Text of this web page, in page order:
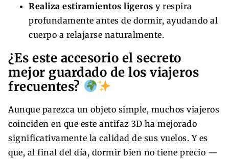
Realiza estiramientos ligeros y respira
profundamente antes de dormir, ayudando al
cuerpo a relajarse naturalmente.
¿Es este accesorio el secreto
mejor guardado de los viajeros
frecuentes?
Aunque parezca un objeto simple, muchos viajeros
coinciden en que este antifaz 3D ha mejorado
significativamente la calidad de sus vuelos. Y es
que, al final del día, dormir bien no tiene precio —